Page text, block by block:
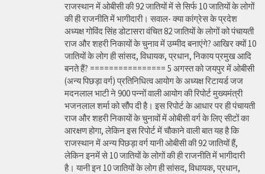
राजस्थान में ओबीसी की 92 जातियों में से सिर्फ 10 जातियों के लोगों
की ही राजनीति में भागीदारी। सवाल- क्या कांग्रेस के प्रदेश
अध्यक्ष गोविंद सिंह डोटासरा वंचित 82 जातियों के लोगों को पंचायती
राज और शहरी निकायों के चुनाव में उम्मीद बनाएंगे? आखिर क्यों 10
जातियों के लोग ही सांसद, विधायक, प्रधान, निकाय प्रमुख आदि
बनते हैं? ================ 5 अगस्त को जयपुर में ओबीसी
(अन्य पिछड़ा वर्ग) प्रतिनिधित्व आयोग के अध्यक्ष रिटायर्ड जज
मदनलाल भाटी ने 900 पन्नों वाली आयोग की रिपोर्ट मुख्यमंत्री
भजनलाल शर्मा को सौंप दी है। इस रिपोर्ट के आधार पर ही पंचायती
राज और शहरी निकायों के चुनावों में ओबीसी वर्ग के लिए सीटों का
आरक्षण होगा, लेकिन इस रिपोर्ट में चौकाने वाली बात यह है कि
राजस्थान में अन्य पिछड़ा वर्ग यानी ओबीसी की 92 जातियों हैं,
लेकिन इनमें से 10 जातियों के लोगों की ही राजनीति में भागीदारी
है। यानी इन 10 जातियों के लोग ही सांसद, विधायक, प्रधान,